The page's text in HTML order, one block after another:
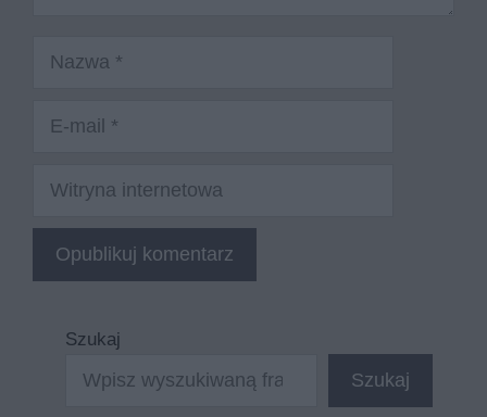
Nazwa
Witryna
Szukaj
Szukaj